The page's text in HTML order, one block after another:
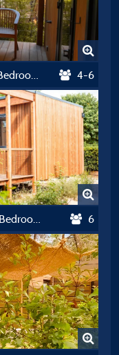
Cabane D'arc Premium - 33M² - 2 Bedrooms 4-6
Cabane D'arc Premium - 40M² - 3 Bedrooms 6